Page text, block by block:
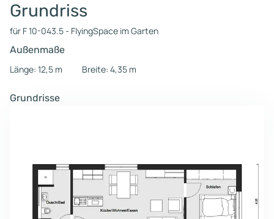
Grundriss
für F 10-043.5 - FlyingSpace im Garten
Außenmaße
Länge: 12,5 m
Breite: 4,35 m
Grundrisse